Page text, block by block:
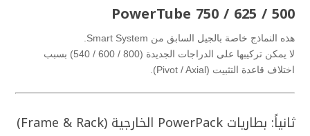
PowerTube 750 / 625 / 500
هذه النماذج خاصة بالجيل السابق من Smart System.
لا يمكن تركيبها على الدراجات الجديدة (800 / 600 / 540) بسبب
اختلاف قاعدة التثبيت (Pivot / Axial).
ثانياً: بطاريات PowerPack الخارجية (Frame & Rack)